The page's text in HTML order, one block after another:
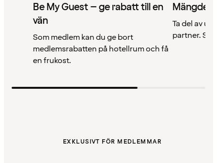
Be My Guest – ge rabatt till en
vän
Som medlem kan du ge bort
medlemsrabatten på hotellrum och få
en frukost.
Mängder
Ta del av
partner. Se
EXKLUSIVT FÖR MEDLEMMAR